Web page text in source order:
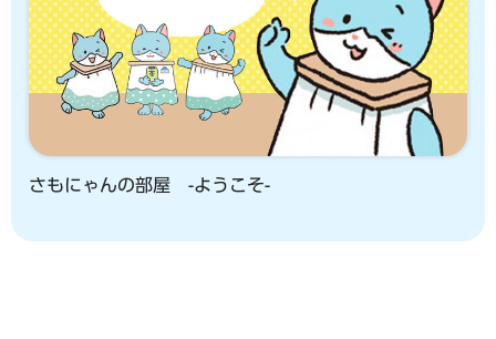
さもにゃんの部屋 -ようこそ-